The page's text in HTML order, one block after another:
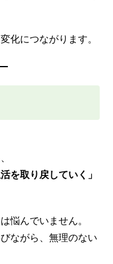
化につながります。
を取り戻していく」
悩んでいません。
ながら、無理のない